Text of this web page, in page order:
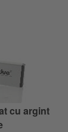
cu argint